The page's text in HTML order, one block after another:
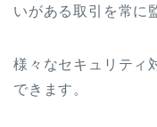
いがある取引を常に
様々なセキュリティ
できます。